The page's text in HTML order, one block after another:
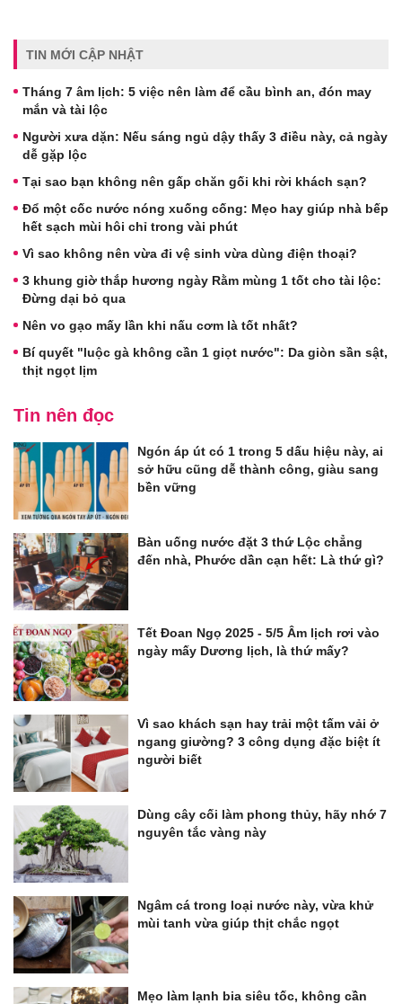
TIN MỚI CẬP NHẬT
Tháng 7 âm lịch: 5 việc nên làm để cầu bình an, đón may
mắn và tài lộc
Người xưa dặn: Nếu sáng ngủ dậy thấy 3 điều này, cả ngày
dễ gặp lộc
Tại sao bạn không nên gấp chăn gối khi rời khách sạn?
Đổ một cốc nước nóng xuống cống: Mẹo hay giúp nhà bếp
hết sạch mùi hôi chỉ trong vài phút
Vì sao không nên vừa đi vệ sinh vừa dùng điện thoại?
3 khung giờ thắp hương ngày Rằm mùng 1 tốt cho tài lộc:
Đừng dại bỏ qua
Nên vo gạo mấy lần khi nấu cơm là tốt nhất?
Bí quyết "luộc gà không cần 1 giọt nước": Da giòn sần sật,
thịt ngọt lịm
Tin nên đọc
Ngón áp út có 1 trong 5 dấu hiệu này, ai
sở hữu cũng dễ thành công, giàu sang
bền vững
Bàn uống nước đặt 3 thứ Lộc chẳng
đến nhà, Phước dần cạn hết: Là thứ gì?
Tết Đoan Ngọ 2025 - 5/5 Âm lịch rơi vào
ngày mấy Dương lịch, là thứ mấy?
Vì sao khách sạn hay trải một tấm vải ở
ngang giường? 3 công dụng đặc biệt ít
người biết
Dùng cây cối làm phong thủy, hãy nhớ 7
nguyên tắc vàng này
Ngâm cá trong loại nước này, vừa khử
mùi tanh vừa giúp thịt chắc ngọt
Mẹo làm lạnh bia siêu tốc, không cần